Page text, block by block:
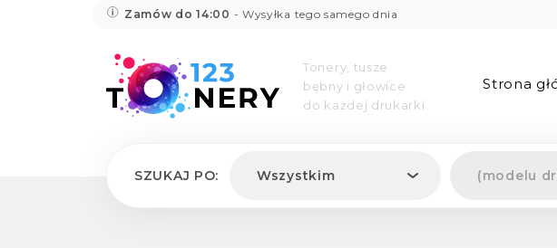
Zamów do 14:00 - Wysyłka tego samego dnia
Tonery, tusze
bębny i głowice
do każdej drukarki
Strona
SZUKAJ PO: Wszystkim